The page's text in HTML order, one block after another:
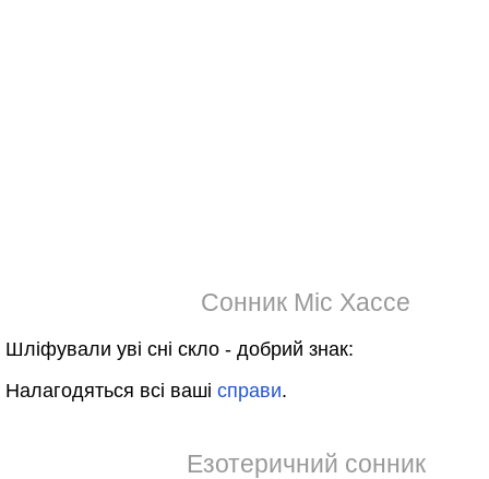
Сонник Міс Хассе
Шліфували уві сні скло - добрий знак:
Налагодяться всі ваші справи.
Езотеричний сонник